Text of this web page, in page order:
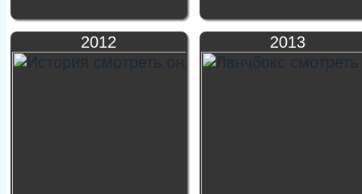
2012 2013